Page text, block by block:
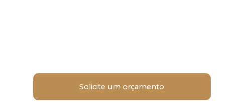
Solicite um orçamento